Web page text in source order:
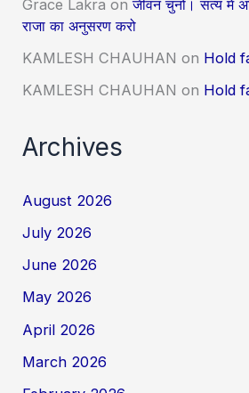
Grace Lakra onजीवन चुनो। सत्य में
राजा का अनुसरण करो
KAMLESH CHAUHAN on Hold
KAMLESH CHAUHAN on Hold
Archives
August 2026
July 2026
June 2026
May 2026
April 2026
March 2026